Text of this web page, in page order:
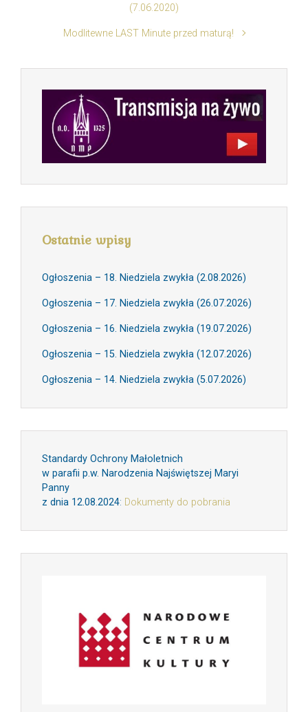
(7.06.2020)
Modlitewne LAST Minute przed maturą!
Ostatnie wpisy
Ogłoszenia – 18. Niedziela zwykła (2.08.2026)
Ogłoszenia – 17. Niedziela zwykła (26.07.2026)
Ogłoszenia – 16. Niedziela zwykła (19.07.2026)
Ogłoszenia – 15. Niedziela zwykła (12.07.2026)
Ogłoszenia – 14. Niedziela zwykła (5.07.2026)
Standardy Ochrony Małoletnich
w parafii p.w. Narodzenia Najświętszej Maryi
Panny
z dnia 12.08.2024: Dokumenty do pobrania